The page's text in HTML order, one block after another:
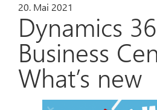
20. Mai 2021
Dynamics
Business
What’s new